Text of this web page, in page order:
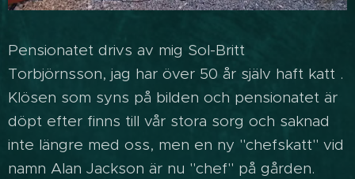
Pensionatet drivs av mig Sol-Britt
Torbjörnsson, jag har över 50 år själv haft katt .
Klösen som syns på bilden och pensionatet är
döpt efter finns till vår stora sorg och saknad
inte längre med oss, men en ny "chefskatt" vid
namn Alan Jackson är nu "chef" på gården.